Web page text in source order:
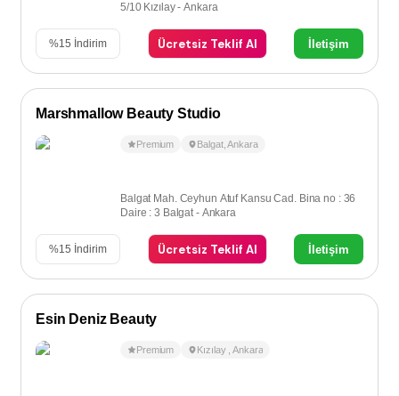
5/10 Kızılay - Ankara
%15 İndirim Ücretsiz Teklif Al İletişim
Marshmallow Beauty Studio
Premium Balgat,Ankara
Balgat Mah. Ceyhun Atuf Kansu Cad. Bina no : 36
Daire : 3 Balgat - Ankara
%15 İndirim Ücretsiz Teklif Al İletişim
Esin Deniz Beauty
Premium Kızılay ,Ankara